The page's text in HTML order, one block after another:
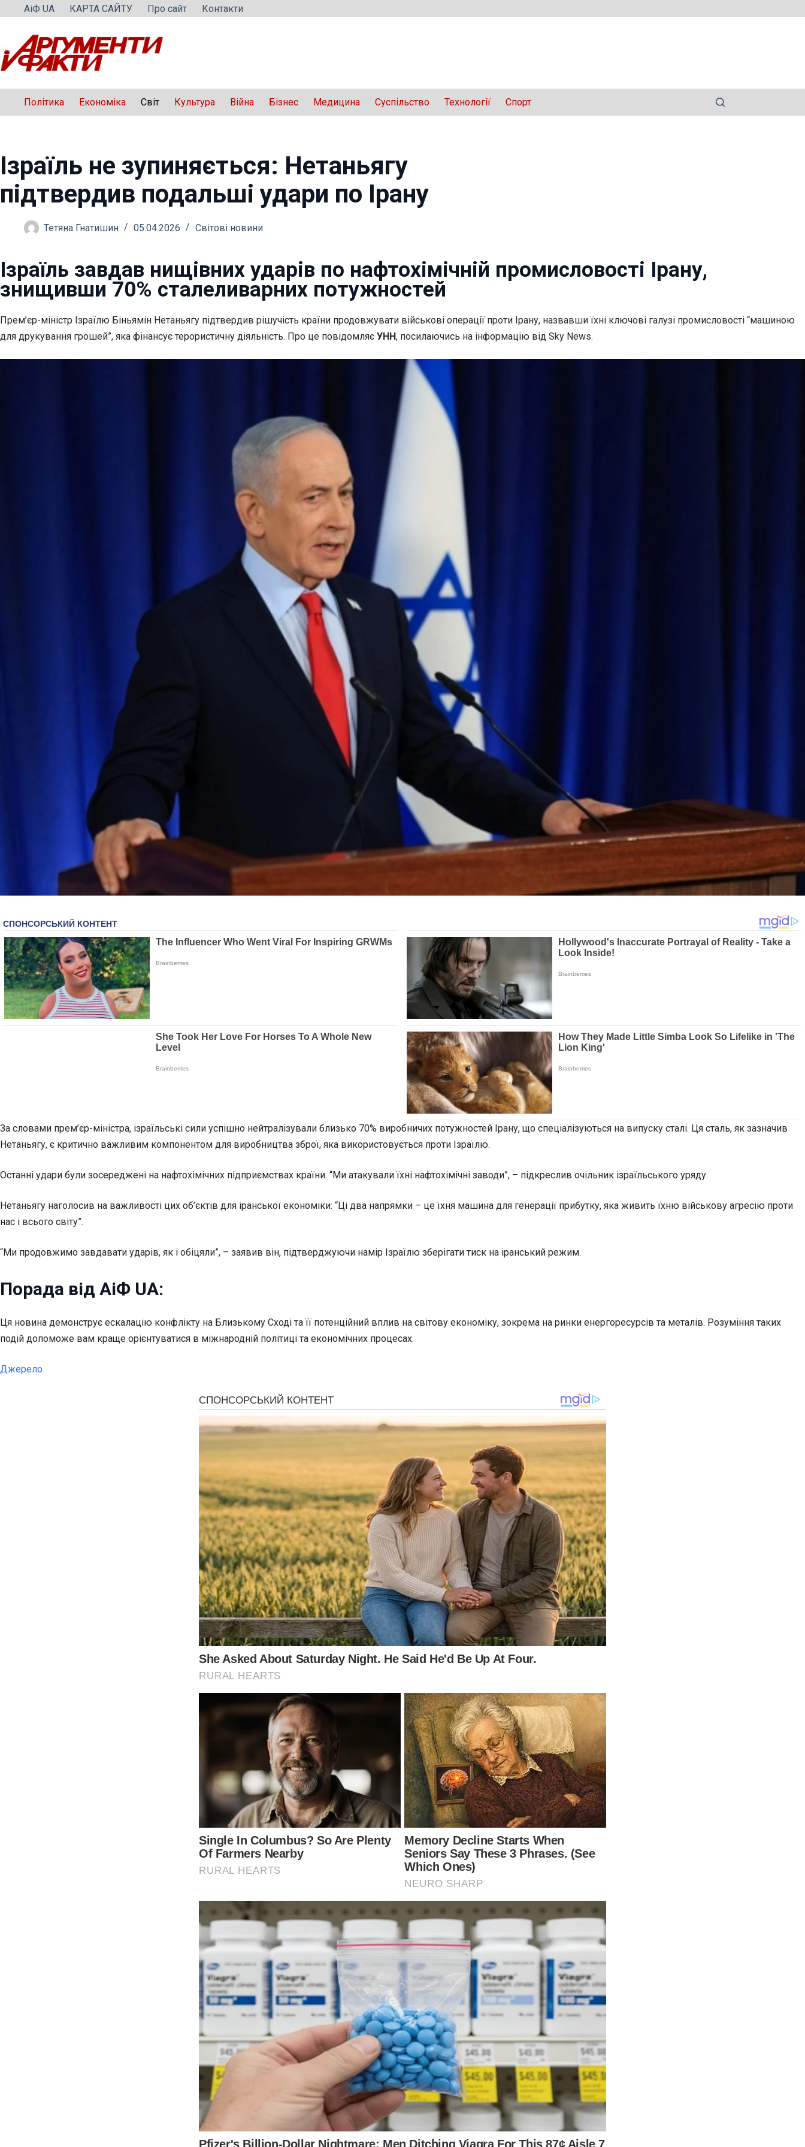
Перейти
вмісту
АіФ UA КАРТА САЙТУ Про сайт Контакти
Політика Економіка Світ Культура Війна Бізнес Медицина Суспільство Технології Спорт
Ізраїль не зупиняється: Нетаньягу
підтвердив подальші удари по Ірану
Тетяна Гнатишин 05.04.2026 Світові новини
Ізраїль завдав нищівних ударів по нафтохімічній промисловості Ірану,
знищивши 70% сталеливарних потужностей
Прем’єр-міністр Ізраїлю Біньямін Нетаньягу підтвердив рішучість країни продовжувати військові операції проти Ірану, назвавши їхні ключові галузі промисловості “машиною
для друкування грошей”, яка фінансує терористичну діяльність. Про це повідомляє УНН, посилаючись на інформацію від Sky News.
За словами прем’єр-міністра, ізраїльські сили успішно нейтралізували близько 70% виробничих потужностей Ірану, що спеціалізуються на випуску сталі. Ця сталь, як зазначив
Нетаньягу, є критично важливим компонентом для виробництва зброї, яка використовується проти Ізраїлю.
Останні удари були зосереджені на нафтохімічних підприємствах країни. “Ми атакували їхні нафтохімічні заводи”, – підкреслив очільник ізраїльського уряду.
Нетаньягу наголосив на важливості цих об’єктів для іранської економіки: “Ці два напрямки – це їхня машина для генерації прибутку, яка живить їхню військову агресію проти
нас і всього світу”.
“Ми продовжимо завдавати ударів, як і обіцяли”, – заявив він, підтверджуючи намір Ізраїлю зберігати тиск на іранський режим.
Порада від АіФ UA:
Ця новина демонструє ескалацію конфлікту на Близькому Сході та її потенційний вплив на світову економіку, зокрема на ринки енергоресурсів та металів. Розуміння таких
подій допоможе вам краще орієнтуватися в міжнародній політиці та економічних процесах.
Джерело